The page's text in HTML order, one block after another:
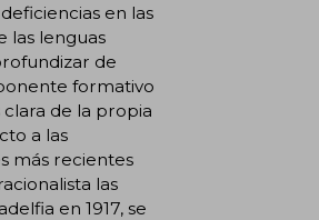
en las
las lenguas
de
formativo
de la propia
a las
más recientes
las
en 1917, se